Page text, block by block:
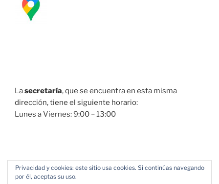
Lasecretaría, que se encuentra en esta misma
dirección, tiene el siguiente horario:
Lunes a Viernes: 9:00 – 13:00
Privacidad y cookies: este sitio usa cookies. Si continúas navegando
por él, aceptas su uso.